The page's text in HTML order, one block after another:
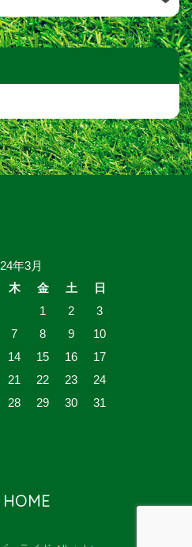
年3月
木 金 土
日
1
2
3
7 8 9
10
14 15 16
17
21 22 23
24
28 29 30
31